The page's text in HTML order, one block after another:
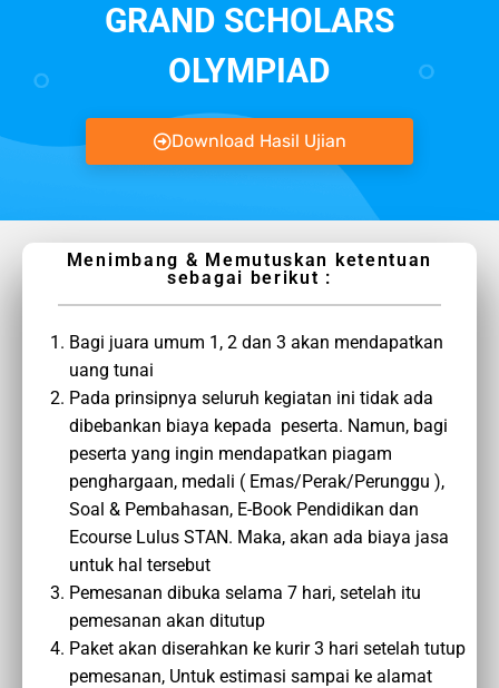
GRAND SCHOLARS
OLYMPIAD
Download Hasil Ujian
Menimbang & Memutuskan ketentuan
sebagai berikut :
Bagi juara umum 1, 2 dan 3 akan mendapatkan
uang tunai
Pada prinsipnya seluruh kegiatan ini tidak ada
dibebankan biaya kepada peserta. Namun, bagi
peserta yang ingin mendapatkan piagam
penghargaan, medali ( Emas/Perak/Perunggu ),
Soal & Pembahasan, E-Book Pendidikan dan
Ecourse Lulus STAN. Maka, akan ada biaya jasa
untuk hal tersebut
Pemesanan dibuka selama 7 hari, setelah itu
pemesanan akan ditutup
Paket akan diserahkan ke kurir 3 hari setelah tutup
pemesanan, Untuk estimasi sampai ke alamat